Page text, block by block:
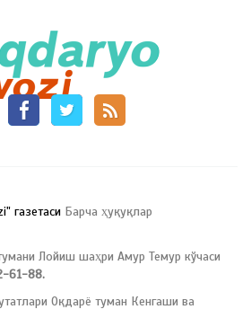
газетаси Барча ҳуқуқлар
Лойиш шаҳри Амур Темур кўчаси
61-88.
Оқдарё туман Кенгаши ва